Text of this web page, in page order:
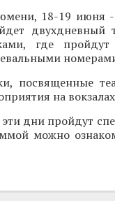
18-19 июня -
двухдневный
где пройдут
посвященные
на
дни пройдут
можно